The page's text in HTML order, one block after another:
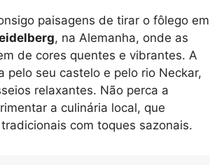
paisagens de tirar o fôlego em
, na Alemanha, onde as
de cores quentes e vibrantes. A
pelo seu castelo e pelo rio Neckar,
relaxantes. Não perca a
a culinária local, que
com toques sazonais.